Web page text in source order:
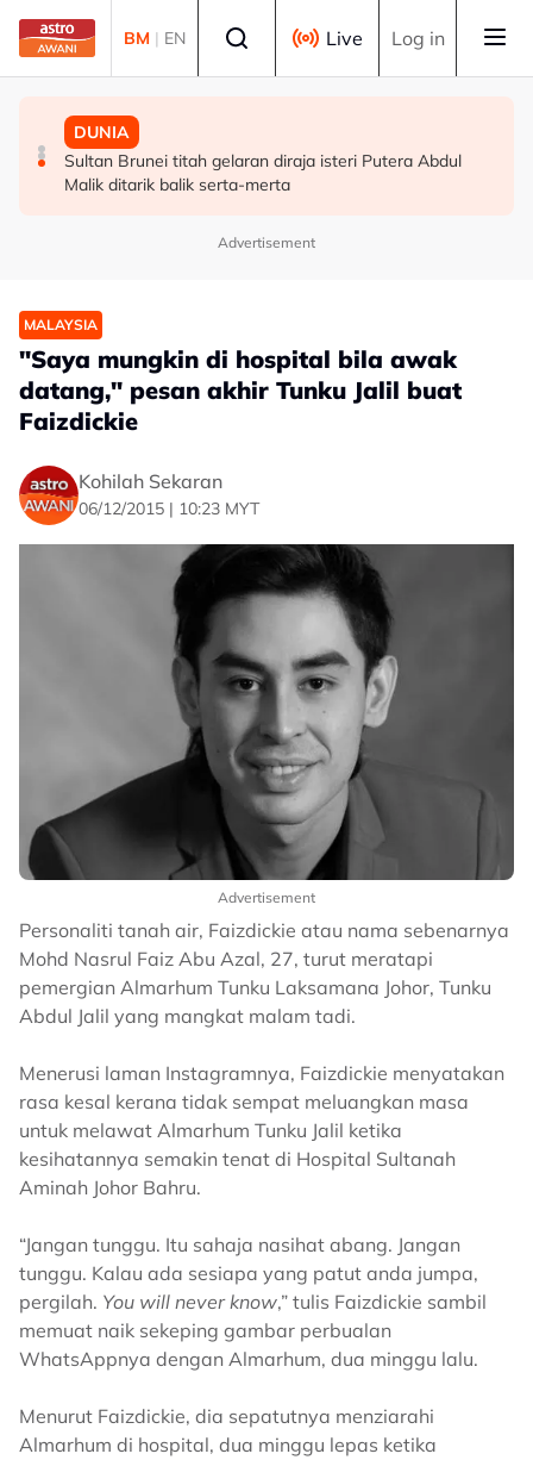
Skip to main content
BM | EN Live Log in
MALAYSIA
GALERI PETRONAS berpindah ke Ombak KLCC, dibuka
sepenuhnya menjelang penghujung 2027
HIBURAN
M. Nasir pilih Aliff Aziz, Melinda Dadew hidupkan kisah
Mansur & Liu
DUNIA
Sultan Brunei titah gelaran diraja isteri Putera Abdul
Malik ditarik balik serta-merta
Advertisement
MALAYSIA
"Saya mungkin di hospital bila awak
datang," pesan akhir Tunku Jalil buat
Faizdickie
Kohilah Sekaran
06/12/2015 | 10:23 MYT
Advertisement
Personaliti tanah air, Faizdickie atau nama sebenarnya
Mohd Nasrul Faiz Abu Azal, 27, turut meratapi
pemergian Almarhum Tunku Laksamana Johor, Tunku
Abdul Jalil yang mangkat malam tadi.
Menerusi laman Instagramnya, Faizdickie menyatakan
rasa kesal kerana tidak sempat meluangkan masa
untuk melawat Almarhum Tunku Jalil ketika
kesihatannya semakin tenat di Hospital Sultanah
Aminah Johor Bahru.
“Jangan tunggu. Itu sahaja nasihat abang. Jangan
tunggu. Kalau ada sesiapa yang patut anda jumpa,
pergilah. You will never know,” tulis Faizdickie sambil
memuat naik sekeping gambar perbualan
WhatsAppnya dengan Almarhum, dua minggu lalu.
Menurut Faizdickie, dia sepatutnya menziarahi
Almarhum di hospital, dua minggu lepas ketika